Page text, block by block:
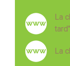
La
tard"
La